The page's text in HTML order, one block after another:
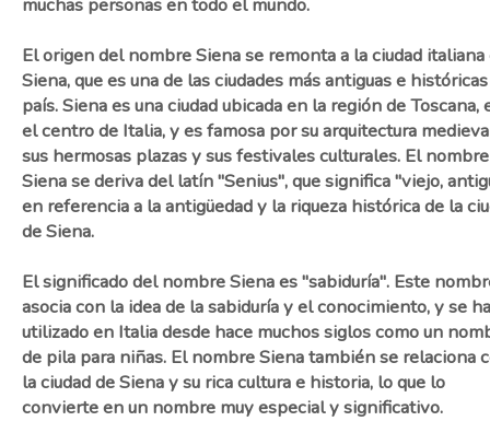
El origen del nombre Siena se remonta a la ciudad italiana
Siena, que es una de las ciudades más antiguas e
país. Siena es una ciudad ubicada en la región de Toscana,
el centro de Italia, y es famosa por su arquitectura
sus hermosas plazas y sus festivales culturales. El nombre
Siena se deriva del latín "Senius", que significa "viejo,
en referencia a la antigüedad y la riqueza histórica de la
de Siena.
El significado del nombre Siena es "sabiduría". Este
asocia con la idea de la sabiduría y el conocimiento, y se ha
utilizado en Italia desde hace muchos siglos como un
de pila para niñas. El nombre Siena también se relaciona
la ciudad de Siena y su rica cultura e historia, lo que lo
convierte en un nombre muy especial y significativo.